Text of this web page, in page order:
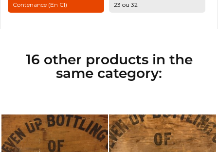
Contenance (en Cl) 23 ou 32
16 other products in the
same category: